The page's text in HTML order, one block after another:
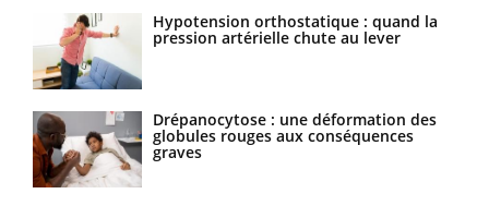
Hypotension orthostatique : quand la
pression artérielle chute au lever
Drépanocytose : une déformation des
globules rouges aux conséquences
graves